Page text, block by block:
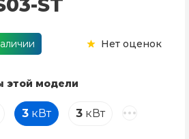
ST
Нет оценок
этой модели
3кВт 3кВт